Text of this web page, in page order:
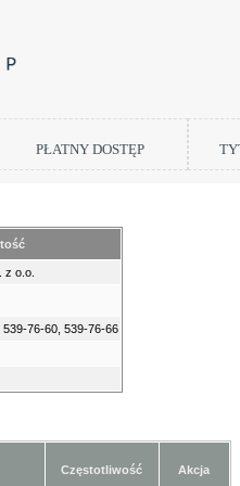
PŁATNY DOSTĘP
z o.o.
76-60, 539-76-66
Częstotliwość Akcja